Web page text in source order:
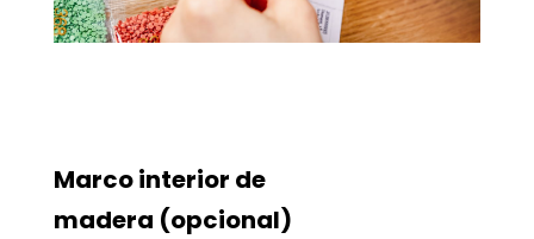
Marco interior de
madera (opcional)